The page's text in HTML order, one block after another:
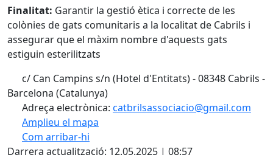
Finalitat: Garantir la gestió ètica i correcte de les
colònies de gats comunitaris a la localitat de Cabrils i
assegurar que el màxim nombre d'aquests gats
estiguin esterilitzats
c/ Can Campins s/n (Hotel d'Entitats) - 08348 Cabrils -
Barcelona (Catalunya)
Adreça electrònica: catbrilsassociacio@gmail.com
Amplieu el mapa
Com arribar-hi
Darrera actualització: 12.05.2025 | 08:57